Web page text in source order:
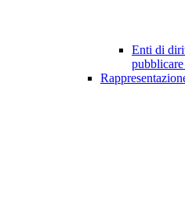
Enti di